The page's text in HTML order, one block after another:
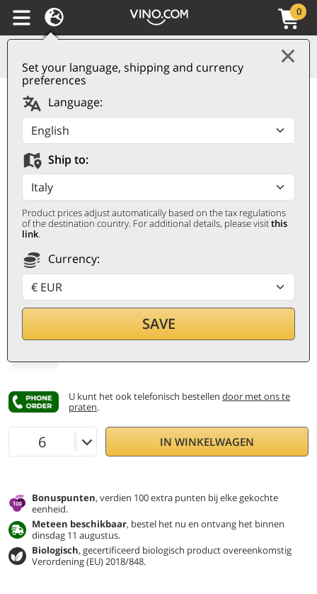
Set your language, shipping and currency
preferences
Language:
Ship to:
Product prices adjust automatically based on the tax regulations
of the destination country. For additional details, please visitthis
link.
Currency:
SAVE
0
Rioja DOCa La Montesa
2021 Palacios Remondo
PALACIOS REMONDO
0,75 ℓ
24,60€
U kunt het ook telefonisch bestellen door met ons te
praten.
IN WINKELWAGEN
Bonuspunten, verdien 100 extra punten bij elke gekochte
eenheid.
Meteen beschikbaar, bestel het nu en ontvang het binnen
dinsdag 11 augustus.
Biologisch, gecertificeerd biologisch product overeenkomstig
Verordening (EU) 2018/848.